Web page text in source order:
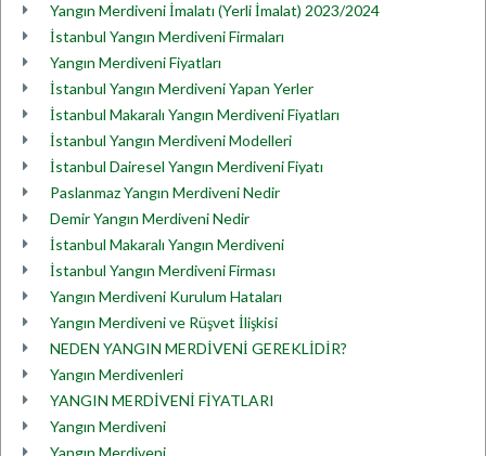
Yangın Merdiveni İmalatı (Yerli İmalat) 2023/2024
İstanbul Yangın Merdiveni Firmaları
Yangın Merdiveni Fiyatları
İstanbul Yangın Merdiveni Yapan Yerler
İstanbul Makaralı Yangın Merdiveni Fiyatları
İstanbul Yangın Merdiveni Modelleri
İstanbul Dairesel Yangın Merdiveni Fiyatı
Paslanmaz Yangın Merdiveni Nedir
Demir Yangın Merdiveni Nedir
İstanbul Makaralı Yangın Merdiveni
İstanbul Yangın Merdiveni Firması
Yangın Merdiveni Kurulum Hataları
Yangın Merdiveni ve Rüşvet İlişkisi
NEDEN YANGIN MERDİVENİ GEREKLİDİR?
Yangın Merdivenleri
YANGIN MERDİVENİ FİYATLARI
Yangın Merdiveni